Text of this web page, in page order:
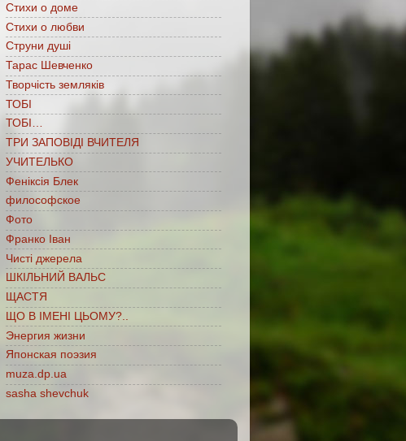
Стихи о доме
Стихи о любви
Струни душі
Тарас Шевченко
Творчість земляків
ТОБІ
ТОБІ…
ТРИ ЗАПОВІДІ ВЧИТЕЛЯ
УЧИТЕЛЬКО
Феніксія Блек
философское
Фото
Франко Іван
Чисті джерела
ШКІЛЬНИЙ ВАЛЬС
ЩАСТЯ
ЩО В ІМЕНІ ЦЬОМУ?..
Энергия жизни
Японская поэзия
muza.dp.ua
sasha shevchuk